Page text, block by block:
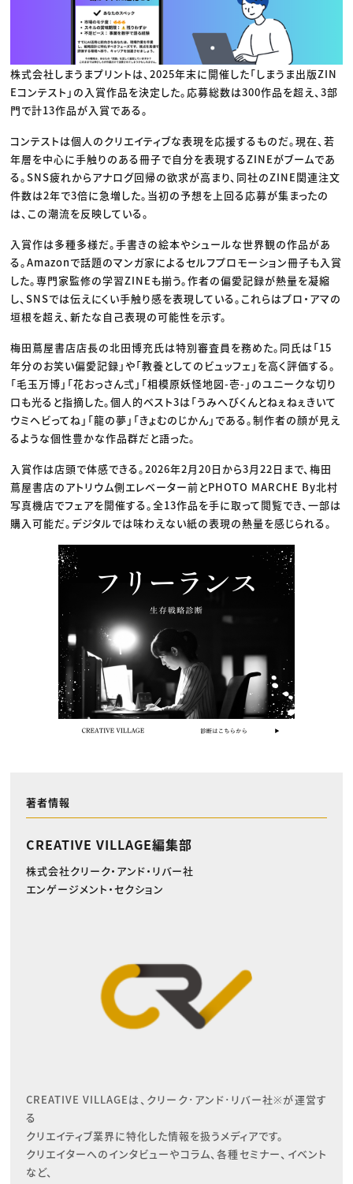
株式会社しまうまプリントは、2025年末に開催した「しまうま出版ZIN
Eコンテスト」の入賞作品を決定した。応募総数は300作品を超え、3部
門で計13作品が入賞である。
コンテストは個人のクリエイティブな表現を応援するものだ。現在、若
年層を中心に手触りのある冊子で自分を表現するZINEがブームであ
る。SNS疲れからアナログ回帰の欲求が高まり、同社のZINE関連注文
件数は2年で3倍に急増した。当初の予想を上回る応募が集まったの
は、この潮流を反映している。
入賞作は多種多様だ。手書きの絵本やシュールな世界観の作品があ
る。Amazonで話題のマンガ家によるセルフプロモーション冊子も入賞
した。専門家監修の学習ZINEも揃う。作者の偏愛記録が熱量を凝縮
し、SNSでは伝えにくい手触り感を表現している。これらはプロ・アマの
垣根を超え、新たな自己表現の可能性を示す。
梅田蔦屋書店店長の北田博充氏は特別審査員を務めた。同氏は「15
年分のお笑い偏愛記録」や「教養としてのビュッフェ」を高く評価する。
「毛玉万博」「花おっさん弍」「相模原妖怪地図-壱-」のユニークな切り
口も光ると指摘した。個人的ベスト3は「うみへびくんとねぇねぇきいて
ウミヘビってね」「龍の夢」「きょむのじかん」である。制作者の顔が見え
るような個性豊かな作品群だと語った。
入賞作は店頭で体感できる。2026年2月20日から3月22日まで、梅田
蔦屋書店のアトリウム側エレベーター前とPHOTO MARCHE By北村
写真機店でフェアを開催する。全13作品を手に取って閲覧でき、一部は
購入可能だ。デジタルでは味わえない紙の表現の熱量を感じられる。
著者情報
CREATIVE VILLAGE編集部
株式会社クリーク・アンド・リバー社
エンゲージメント・セクション
CREATIVE VILLAGEは、クリーク･アンド･リバー社※が運営す
る
クリエイティブ業界に特化した情報を扱うメディアです。
クリエイターへのインタビューやコラム、各種セミナー、イベント
など、